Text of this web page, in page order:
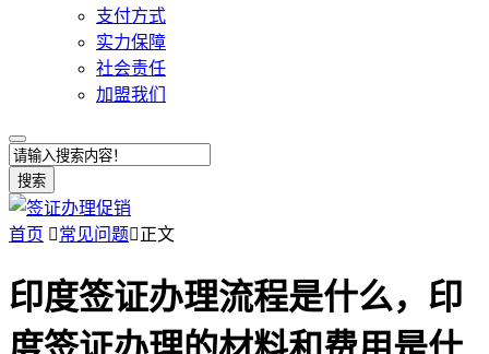
支付方式
实力保障
社会责任
加盟我们
搜索
首页 常见问题正文
印度签证办理流程是什么，印